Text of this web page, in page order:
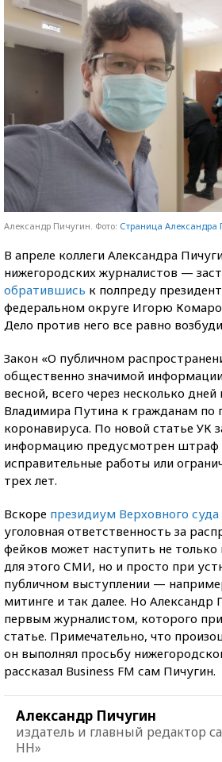
Александр Пичугин. Фото: Страница Александра
В апреле коллеги Александра
нижегородских журналистов —
обратившись к полпреду
федеральном округе Игорю
Дело против него все равно
Закон «О публичном
общественно значимой
весной, всего через несколько
Владимира Путина к гражданам по
коронавируса. По новой статье УК
информацию предусмотрен штраф
исправительные работы или
трех лет.
Вскоре президиум Верховного суда
уголовная ответственность за
фейков может наступить не только
для этого СМИ, но и просто при
публичном выступлении —
митинге и так далее. Но Александр
первым журналистом, которого
статье. Примечательно, что
он выполнял просьбу
рассказал Business FM сам Пичугин.
Александр Пичугин
издатель и главный редактор
НН»